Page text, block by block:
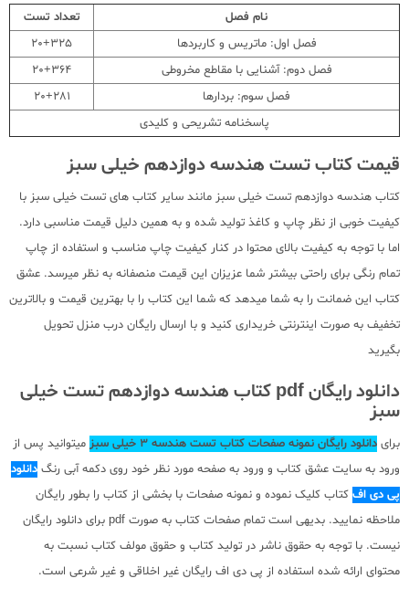
نام فصل
تعداد تست
فصل اول: ماتریس و کاربردها
20+325
فصل دوم: آشنایی با مقاطع مخروطی
20+364
فصل سوم: بردارها
20+281
پاسخنامه تشریحی و کلیدی
قیمت کتاب تست هندسه دوازدهم خیلی سبز
کتاب هندسه دوازدهم تست خیلی سبز مانند سایر کتاب های تست خیلی سبز با
کیفیت خوبی از نظر چاپ و کاغذ تولید شده و به همین دلیل قیمت مناسبی دارد.
اما با توجه به کیفیت بالای محتوا در کنار کیفیت چاپ مناسب و استفاده از چاپ
تمام رنگی برای راحتی بیشتر شما عزیزان این قیمت منصفانه به نظر میرسد. عشق
کتاب این ضمانت را به شما میدهد که شما این کتاب را با بهترین قیمت و بالاترین
تخفیف به صورت اینترنتی خریداری کنید و با ارسال رایگان درب منزل تحویل
بگیرید
دانلود رایگان pdf کتاب هندسه دوازدهم تست خیلی
سبز
برای دانلود رایگان نمونه صفحات کتاب تست هندسه 3 خیلی سبز
میتوانید پس از
ورود به سایت عشق کتاب و ورود به صفحه مورد نظر خود روی دکمه آبی رنگ دانلود
پی دی اف کتاب کلیک نموده و نمونه صفحات با بخشی از کتاب را بطور رایگان
ملاحظه نمایید. بدیهی است تمام صفحات کتاب به صورت pdf برای دانلود رایگان
نیست. با توجه به حقوق ناشر در تولید کتاب و حقوق مولف کتاب نسبت به
محتوای ارائه شده استفاده از پی دی اف رایگان غیر اخلاقی و غیر شرعی است.